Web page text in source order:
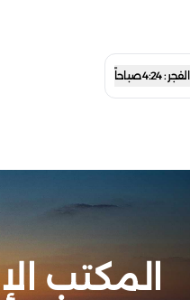
الفجر : 4:24 صباحاً
المكتب